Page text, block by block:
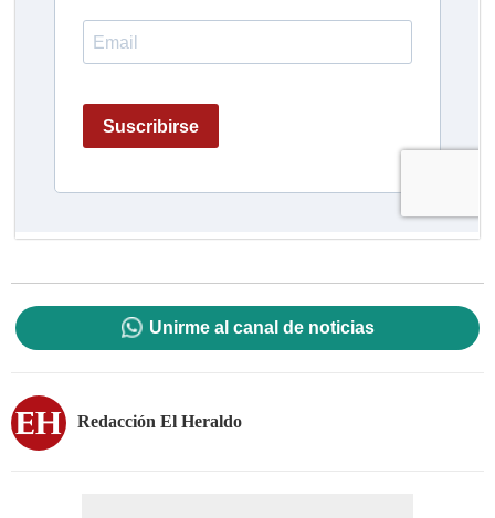
Unirme al canal de noticias
Redacción El Heraldo